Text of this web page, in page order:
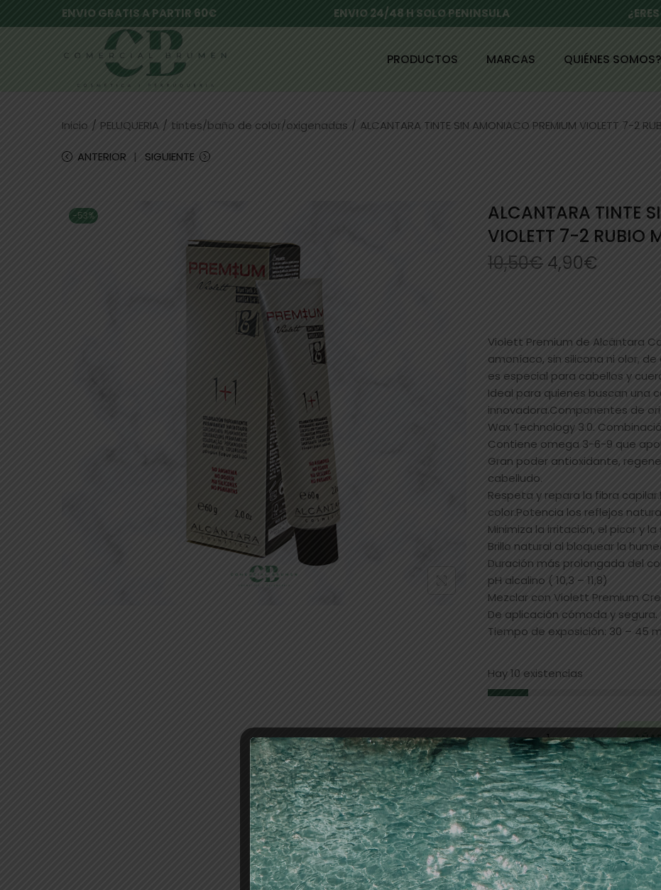
ENVIO GRATIS A PARTIR 60€ ENVIO 24/48 H SOLO PENINSULA
PRODUCTOS MARCAS QUIÉNES SOMOS?
Inicio / PELUQUERIA / tintes/baño de color/oxigenadas / ALCANTARA TINTE SIN AMONIACO PREMIUM VIOLETT 7-2
ANTERIOR SIGUIENTE
-53%
ALCANTARA TINTE
VIOLETT 7-2 RUBIO
10,50€ 4,90€
Violett Premium de Alcántara
amoníaco, sin silicona ni olor,
es especial para cabellos y
Ideal para quienes buscan una
innovadora.Componentes de
Wax Technology 3.0.
Contiene omega 3-6-9 que
Gran poder antioxidante,
cabelludo.
Respeta y repara la fibra
color.Potencia los reflejos
Minimiza la irritación, el picor y
Brillo natural al bloquear la
Duración más prolongada del
pH alcalino ( 10,3 – 11,8)
Mezclar con Violett Premium
De aplicación cómoda y segura.
Tiempo de exposición: 30 – 45
Hay 10 existencias
Añadir a la lista de deseos
SKU:15286
Categorías:PELUQUERIA,tintes/